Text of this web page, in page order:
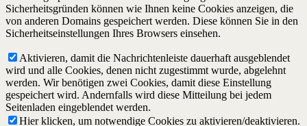
Sicherheitsgründen können wie Ihnen keine Cookies anzeigen, die
von anderen Domains gespeichert werden. Diese können Sie in den
Sicherheitseinstellungen Ihres Browsers einsehen.
Aktivieren, damit die Nachrichtenleiste dauerhaft ausgeblendet
wird und alle Cookies, denen nicht zugestimmt wurde, abgelehnt
werden. Wir benötigen zwei Cookies, damit diese Einstellung
gespeichert wird. Andernfalls wird diese Mitteilung bei jedem
Seitenladen eingeblendet werden.
Hier klicken, um notwendige Cookies zu aktivieren/deaktivieren.